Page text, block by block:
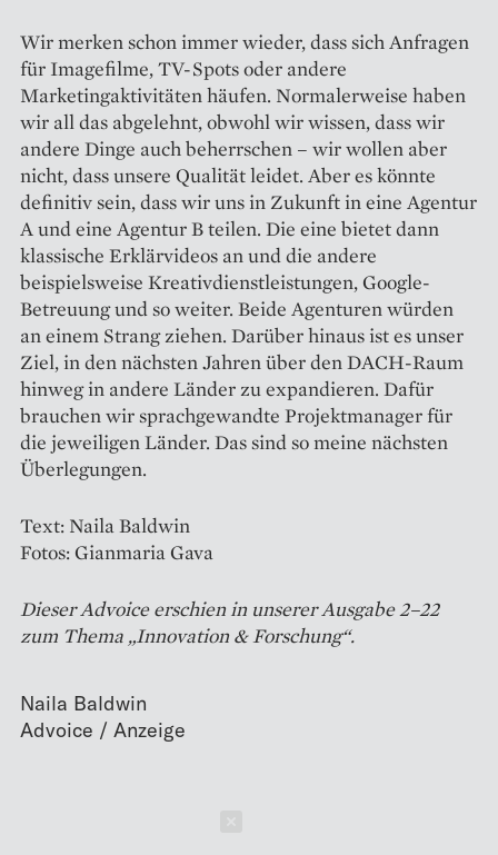
Wir merken schon immer wieder, dass sich Anfragen
für Imagefilme, TV-Spots oder andere
Marketingaktivitäten häufen. Normalerweise haben
wir all das abgelehnt, obwohl wir wissen, dass wir
andere Dinge auch beherrschen – wir wollen aber
nicht, dass unsere Qualität leidet. Aber es könnte
definitiv sein, dass wir uns in Zukunft in eine Agentur
A und eine Agentur B teilen. Die eine bietet dann
klassische Erklärvideos an und die andere
beispielsweise Kreativdienstleistungen, Google-
Betreuung und so weiter. Beide Agenturen würden
an einem Strang ziehen. Darüber hinaus ist es unser
Ziel, in den nächsten Jahren über den DACH-Raum
hinweg in andere Länder zu expandieren. Dafür
brauchen wir sprachgewandte Projektmanager für
die jeweiligen Länder. Das sind so meine nächsten
Überlegungen.
Text: Naila Baldwin
Fotos: Gianmaria Gava
Dieser Advoice erschien in unserer Ausgabe 2–22
zum Thema „Innovation & Forschung“.
Naila Baldwin